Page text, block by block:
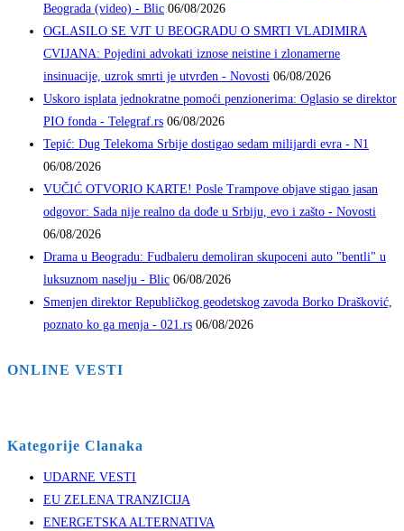
Beograda (video) - Blic 06/08/2026
OGLASILO SE VJT U BEOGRADU O SMRTI VLADIMIRA
CVIJANA: Pojedini advokati iznose neistine i zlonamerne
insinuacije, uzrok smrti je utvrđen - Novosti 06/08/2026
Uskoro isplata jednokratne pomoći penzionerima: Oglasio se direktor
PIO fonda - Telegraf.rs 06/08/2026
Tepić: Dug Telekoma Srbije dostigao sedam milijardi evra - N1
06/08/2026
VUČIĆ OTVORIO KARTE! Posle Trampove objave stigao jasan
odgovor: Sada nije realno da dođe u Srbiju, evo i zašto - Novosti
06/08/2026
Drama u Beogradu: Fudbaleru demoliran skupoceni auto "bentli" u
luksuznom naselju - Blic 06/08/2026
Smenjen direktor Republičkog geodetskog zavoda Borko Drašković,
poznato ko ga menja - 021.rs 06/08/2026
ONLINE VESTI
Kategorije Clanaka
UDARNE VESTI
EU ZELENA TRANZICIJA
ENERGETSKA ALTERNATIVA